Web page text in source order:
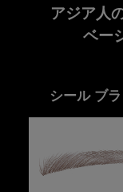
アジア人
ベー
シール ブ